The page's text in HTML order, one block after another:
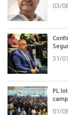
03/
31/
PL
01/